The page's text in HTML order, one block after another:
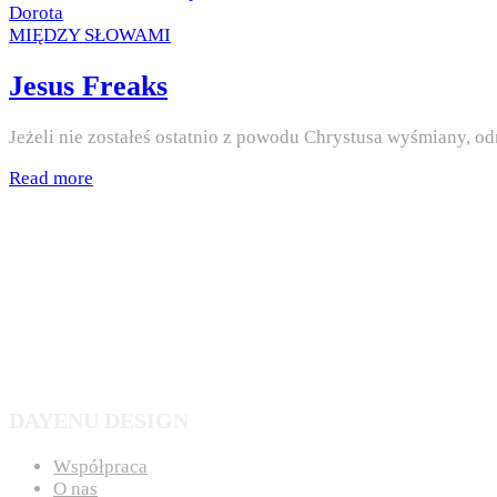
on
by
Dorota
Posted
MIĘDZY SŁOWAMI
Jesus Freaks
Jeżeli nie zostałeś ostatnio z powodu Chrystusa wyśmiany,
Read more
Współpraca
O nas